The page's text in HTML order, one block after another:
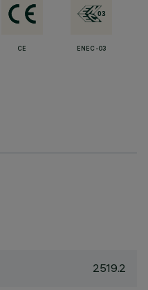
CE ENEC-03
2519.2